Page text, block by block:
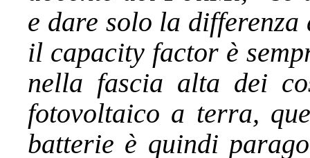
e dare solo la
il capacity factor è
nella fascia alta dei
fotovoltaico a terra,
batterie è quindi